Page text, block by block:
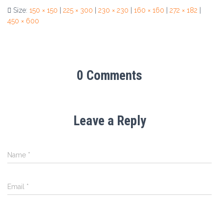
Size: 150 × 150 225 × 300 230 × 230 160 × 160 272 × 182
450 × 600
0 Comments
Leave a Reply
Name *
Email *